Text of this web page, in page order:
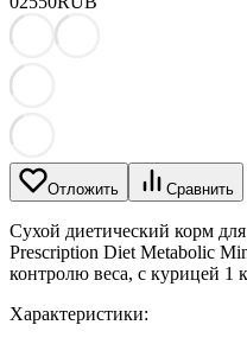
Отложить Сравнить
Сухой диетический корм
Prescription Diet Metabolic
контролю веса, с курицей 1
Характеристики: